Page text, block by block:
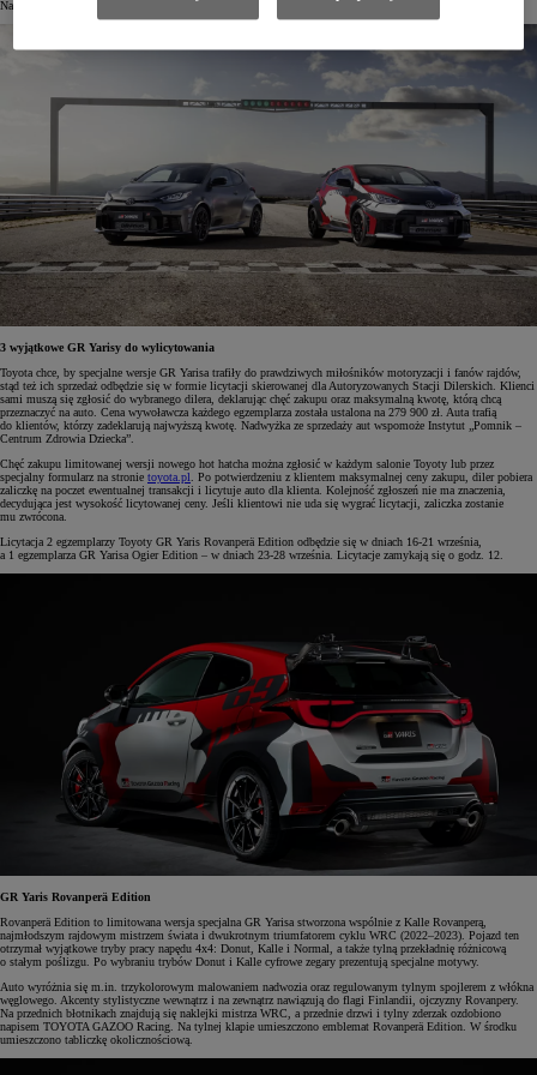
Na rynek europejski przeznaczono 200 aut.
3 wyjątkowe GR Yarisy do wylicytowania
Toyota chce, by specjalne wersje GR Yarisa trafiły do prawdziwych miłośników motoryzacji i fanów rajdów,
stąd też ich sprzedaż odbędzie się w formie licytacji skierowanej dla Autoryzowanych Stacji Dilerskich. Klienci
sami muszą się zgłosić do wybranego dilera, deklarując chęć zakupu oraz maksymalną kwotę, którą chcą
przeznaczyć na auto. Cena wywoławcza każdego egzemplarza została ustalona na 279 900 zł. Auta trafią
do klientów, którzy zadeklarują najwyższą kwotę. Nadwyżka ze sprzedaży aut wspomoże Instytut „Pomnik –
Centrum Zdrowia Dziecka”.
Chęć zakupu limitowanej wersji nowego hot hatcha można zgłosić w każdym salonie Toyoty lub przez
specjalny formularz na stronie toyota.pl . Po potwierdzeniu z klientem maksymalnej ceny zakupu, diler pobiera
zaliczkę na poczet ewentualnej transakcji i licytuje auto dla klienta. Kolejność zgłoszeń nie ma znaczenia,
decydująca jest wysokość licytowanej ceny. Jeśli klientowi nie uda się wygrać licytacji, zaliczka zostanie
mu zwrócona.
Licytacja 2 egzemplarzy Toyoty GR Yaris Rovanperä Edition odbędzie się w dniach 16-21 września,
a 1 egzemplarza GR Yarisa Ogier Edition – w dniach 23-28 września. Licytacje zamykają się o godz. 12.
GR Yaris Rovanperä Edition
Rovanperä Edition to limitowana wersja specjalna GR Yarisa stworzona wspólnie z Kalle Rovanperą,
najmłodszym rajdowym mistrzem świata i dwukrotnym triumfatorem cyklu WRC (2022–2023). Pojazd ten
otrzymał wyjątkowe tryby pracy napędu 4x4: Donut, Kalle i Normal, a także tylną przekładnię różnicową
o stałym poślizgu. Po wybraniu trybów Donut i Kalle cyfrowe zegary prezentują specjalne motywy.
Auto wyróżnia się m.in. trzykolorowym malowaniem nadwozia oraz regulowanym tylnym spojlerem z włókna
węglowego. Akcenty stylistyczne wewnątrz i na zewnątrz nawiązują do flagi Finlandii, ojczyzny Rovanpery.
Na przednich błotnikach znajdują się naklejki mistrza WRC, a przednie drzwi i tylny zderzak ozdobiono
napisem TOYOTA GAZOO Racing. Na tylnej klapie umieszczono emblemat Rovanperä Edition. W środku
umieszczono tabliczkę okolicznościową.